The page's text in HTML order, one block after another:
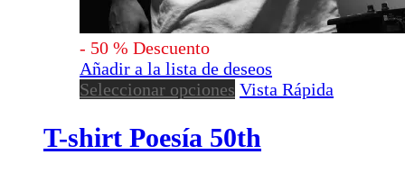
- 50 % Descuento
Añadir a la lista de deseos
Seleccionar opciones Este
tiene
múltiples
Vista Rápida
T-shirt Poesía 50th